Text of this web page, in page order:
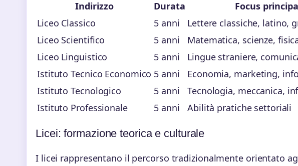
Indirizzo Durata Focus
Liceo Classico
5 anni Lettere classiche, latino,
Liceo Scientifico
5 anni Matematica, scienze,
Liceo Linguistico
5 anni Lingue straniere,
Istituto Tecnico Economico 5 anni Economia, marketing,
Istituto Tecnologico
5 anni Tecnologia, meccanica,
Istituto Professionale
5 anni Abilità pratiche settoriali
Licei: formazione teorica e culturale
I licei rappresentano il percorso tradizionalmente orientato